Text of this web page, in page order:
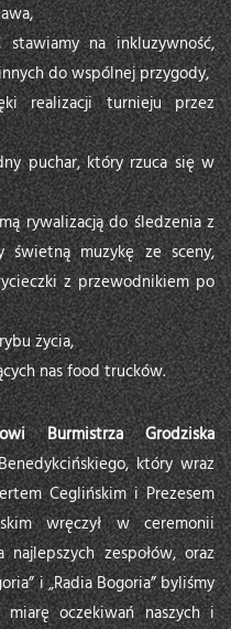
na inkluzywność,
do wspólnej przygody,
realizacji turnieju przez
puchar, który rzuca się w
rywalizacją do śledzenia z
świetną muzykę ze sceny,
z przewodnikiem po
życia,
nas food trucków.
Burmistrza Grodziska
który wraz
Ceglińskim i Prezesem
wręczył w ceremonii
zespołów, oraz
i „Radia Bogoria” byliśmy
oczekiwań naszych i